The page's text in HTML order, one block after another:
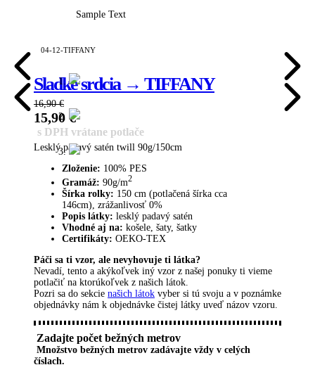
Sample Text
04-12-TIFFANY
Sladké srdcia → TIFFANY
16,90€
15,90 €
s DPH vrátane potlače
Lesklý padavý satén twill 90g/150cm
Zloženie: 100% PES
Gramáž: 90g/m2
Šírka rolky: 150 cm (potlačená šírka cca
146cm), zrážanlivosť 0%
Popis látky: lesklý padavý satén
Vhodné aj na: košele, šaty, šatky
Certifikáty: OEKO-TEX
Páči sa ti vzor, ​​ale nevyhovuje ti látka?
Nevadí, tento a akýkoľvek iný vzor z našej ponuky ti vieme
potlačiť na ktorúkoľvek z našich látok.
Pozri sa do sekcie našich látok vyber si tú svoju a v poznámke
objednávky nám k objednávke čistej látky uveď názov vzoru.
Zadajte počet bežných metrov
Množstvo bežných metrov zadávajte vždy v celých
číslach.